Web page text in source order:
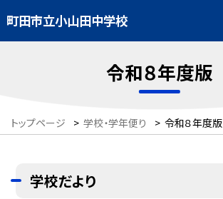
町田市立小山田中学校
令和８年度版
トップページ > 学校・学年便り > 令和８年度版
学校だより